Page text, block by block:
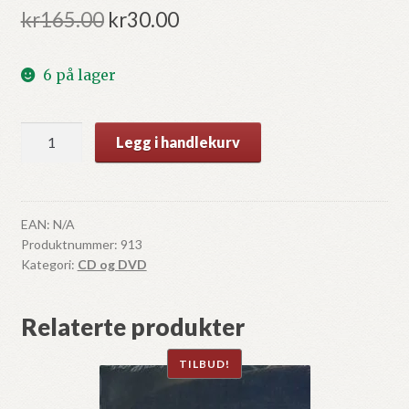
kr165.00 Opprinnelig
var:
kr30.00Nåværende
6 på lager
Ali
Youssefi
antall
Legg i handlekurv
EAN: N/A
Produktnummer: 913
Kategori: CD og DVD
Relaterte produkter
TILBUD!